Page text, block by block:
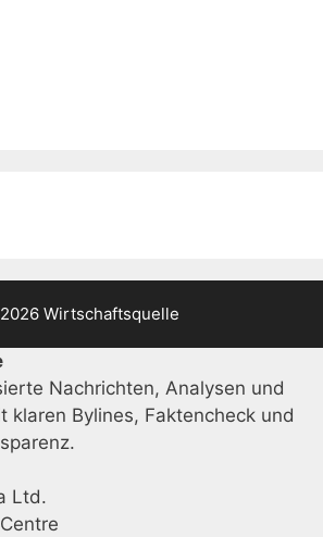
Wirtschaftsquelle
Nachrichten, Analysen und
Bylines, Faktencheck und
Ltd.